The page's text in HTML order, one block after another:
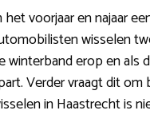
het voorjaar en najaar
wisselen
winterband erop en als
Verder vraagt dit
in Haastrecht is